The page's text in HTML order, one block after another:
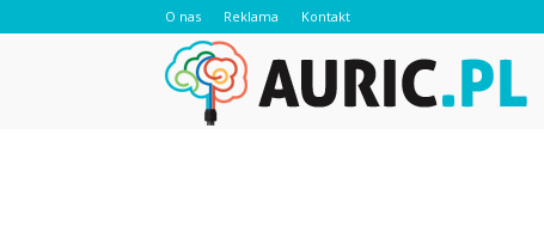
O nas Reklama Kontakt